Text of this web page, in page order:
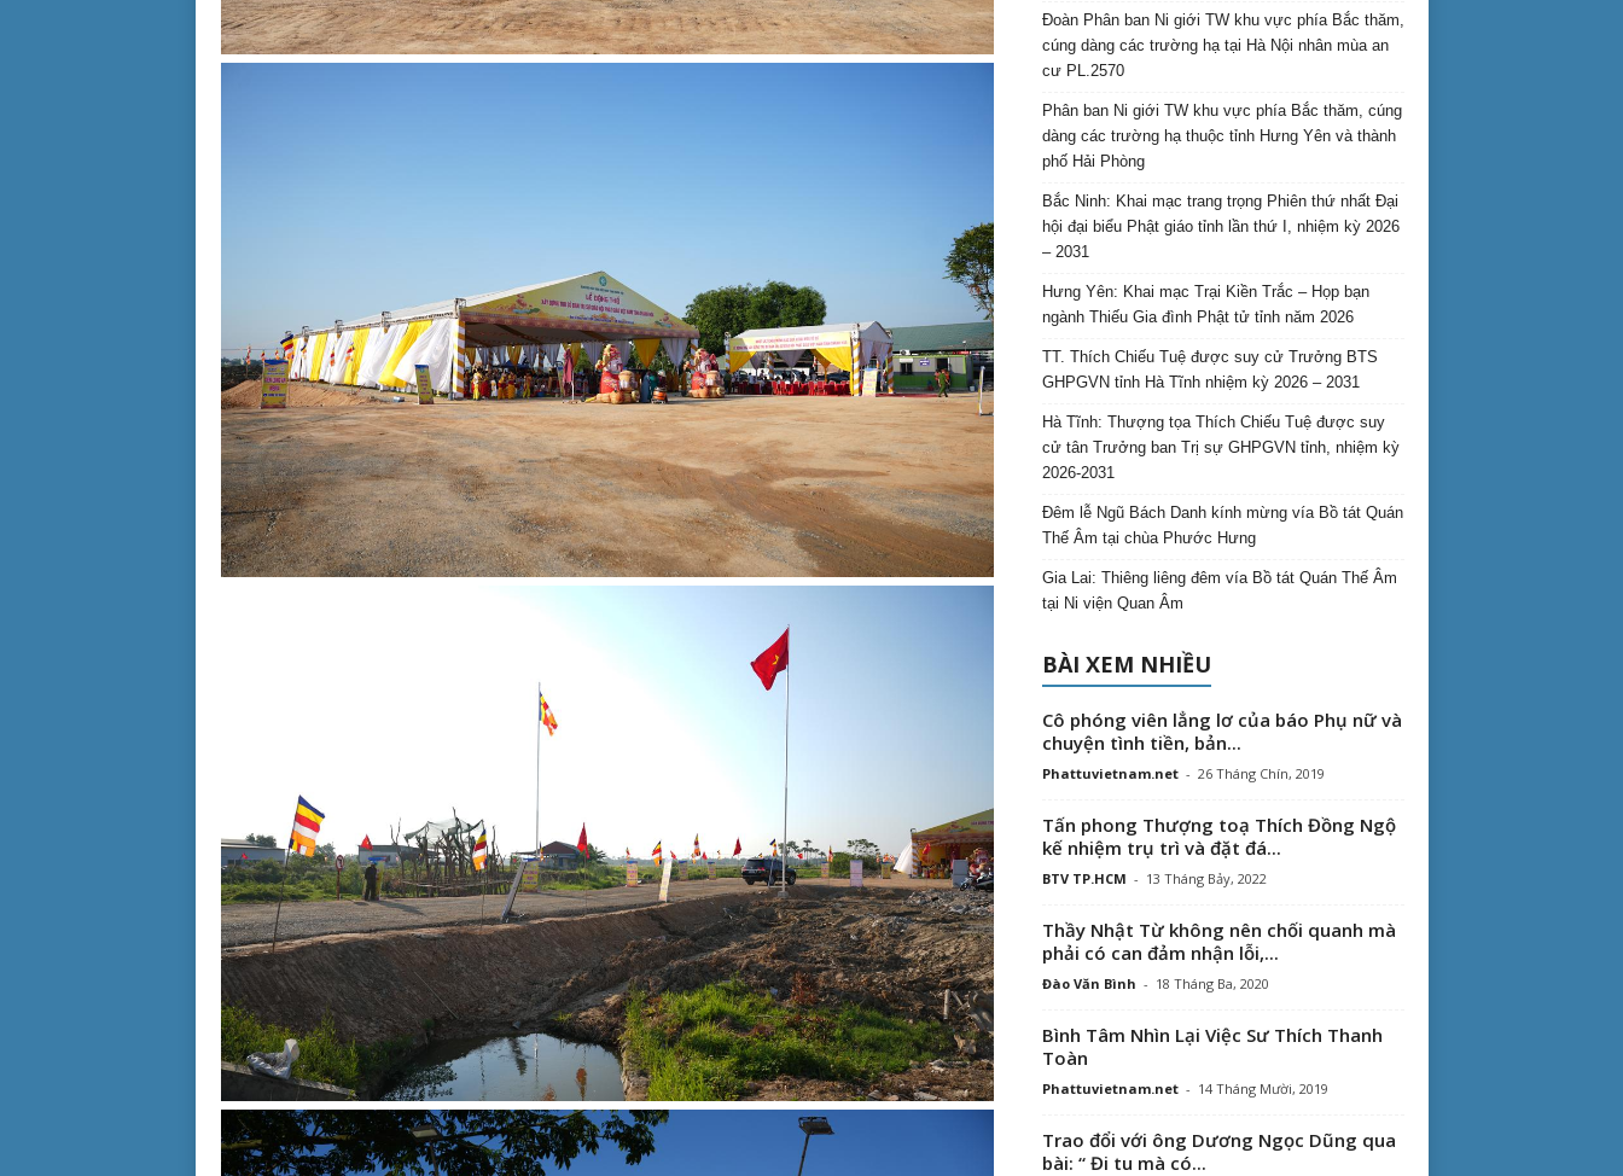
Đoàn Phân ban Ni giới TW khu vực phía Bắc thăm,
cúng dàng các trường hạ tại Hà Nội nhân mùa an
cư PL.2570
Phân ban Ni giới TW khu vực phía Bắc thăm, cúng
dàng các trường hạ thuộc tỉnh Hưng Yên và thành
phố Hải Phòng
Bắc Ninh: Khai mạc trang trọng Phiên thứ nhất Đại
hội đại biểu Phật giáo tỉnh lần thứ I, nhiệm kỳ 2026
– 2031
Hưng Yên: Khai mạc Trại Kiền Trắc – Họp bạn
ngành Thiếu Gia đình Phật tử tỉnh năm 2026
TT. Thích Chiếu Tuệ được suy cử Trưởng BTS
GHPGVN tỉnh Hà Tĩnh nhiệm kỳ 2026 – 2031
Hà Tĩnh: Thượng tọa Thích Chiếu Tuệ được suy
cử tân Trưởng ban Trị sự GHPGVN tỉnh, nhiệm kỳ
2026-2031
Đêm lễ Ngũ Bách Danh kính mừng vía Bồ tát Quán
Thế Âm tại chùa Phước Hưng
Gia Lai: Thiêng liêng đêm vía Bồ tát Quán Thế Âm
tại Ni viện Quan Âm
BÀI XEM NHIỀU
Cô phóng viên lẳng lơ của báo Phụ nữ và
chuyện tình tiền, bản...
Phattuvietnam.net - 26 Tháng Chín, 2019
Tấn phong Thượng toạ Thích Đồng Ngộ
kế nhiệm trụ trì và đặt đá...
BTV TP.HCM - 13 Tháng Bảy, 2022
Thầy Nhật Từ không nên chối quanh mà
phải có can đảm nhận lỗi,...
Đào Văn Bình - 18 Tháng Ba, 2020
Bình Tâm Nhìn Lại Việc Sư Thích Thanh
Toàn
Phattuvietnam.net - 14 Tháng Mười, 2019
Trao đổi với ông Dương Ngọc Dũng qua
bài: “ Đi tu mà có...